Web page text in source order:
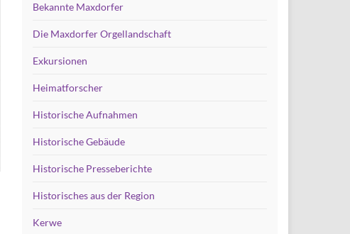
Bekannte Maxdorfer
Die Maxdorfer Orgellandschaft
Exkursionen
Heimatforscher
Historische Aufnahmen
Historische Gebäude
Historische Presseberichte
Historisches aus der Region
Kerwe